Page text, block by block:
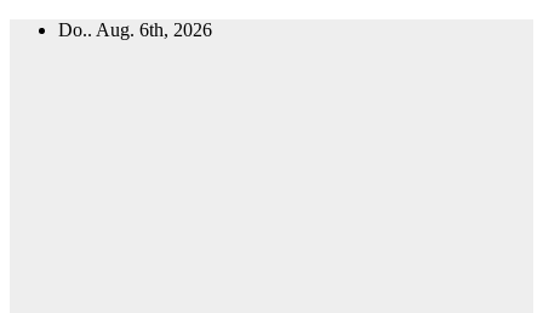
Zum
Do.. Aug. 6th, 2026